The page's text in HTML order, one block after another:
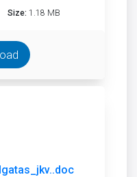
Size: 1.18 MB